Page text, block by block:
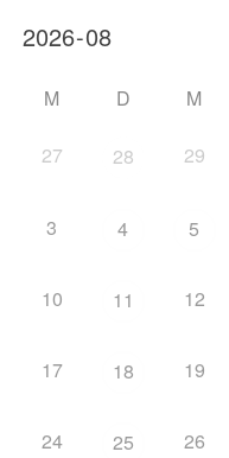
M D M
27 28 29
3 4 5
10 11 12
17 18 19
24 25 26